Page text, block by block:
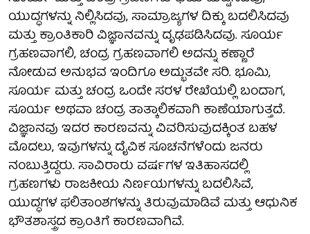
ಯುದ್ಧಗಳನ್ನು ನಿಲ್ಲಿಸಿದವು, ಸಾಮ್ರಾಜ್ಯಗಳ ದಿಕ್ಕು ಬದಲಿಸಿದವು
ಮತ್ತು ಕ್ರಾಂತಿಕಾರಿ ವಿಜ್ಞಾನವನ್ನು ದೃಢಪಡಿಸಿದವು. ಸೂರ್ಯ
ಗ್ರಹಣವಾಗಲಿ, ಚಂದ್ರ ಗ್ರಹಣವಾಗಲಿ ಅದನ್ನು ಕಣ್ಣಾರೆ
ನೋಡುವ ಅನುಭವ ಇಂದಿಗೂ ಅದ್ಭುತವೇ ಸರಿ. ಭೂಮಿ,
ಸೂರ್ಯ ಮತ್ತು ಚಂದ್ರ ಒಂದೇ ಸರಳ ರೇಖೆಯಲ್ಲಿ ಬಂದಾಗ,
ಸೂರ್ಯ ಅಥವಾ ಚಂದ್ರ ತಾತ್ಕಾಲಿಕವಾಗಿ ಕಾಣೆಯಾಗುತ್ತದೆ.
ವಿಜ್ಞಾನವು ಇದರ ಕಾರಣವನ್ನು ವಿವರಿಸುವುದಕ್ಕಿಂತ ಬಹಳ
ಮೊದಲು, ಇವುಗಳನ್ನು ದೈವಿಕ ಸೂಚನೆಗಳೆಂದು ಜನರು
ನಂಬುತ್ತಿದ್ದರು. ಸಾವಿರಾರು ವರ್ಷಗಳ ಇತಿಹಾಸದಲ್ಲಿ
ಗ್ರಹಣಗಳು ರಾಜಕೀಯ ನಿರ್ಣಯಗಳನ್ನು ಬದಲಿಸಿವೆ,
ಯುದ್ಧಗಳ ಫಲಿತಾಂಶಗಳನ್ನು ತಿರುವುಮಾಡಿವೆ ಮತ್ತು ಆಧುನಿಕ
ಭೌತಶಾಸ್ತ್ರದ ಕ್ರಾಂತಿಗೆ ಕಾರಣವಾಗಿವೆ.